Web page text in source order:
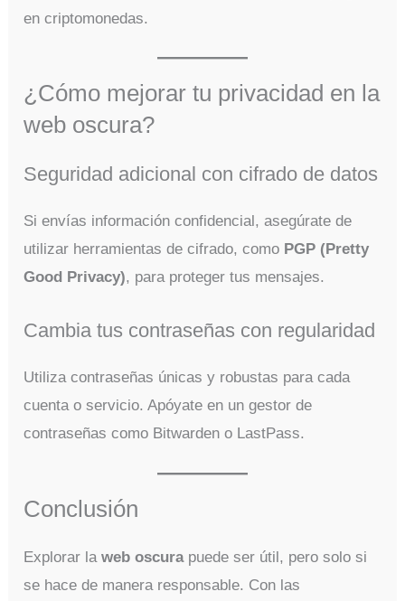
en criptomonedas.
¿Cómo mejorar tu privacidad en la
web oscura?
Seguridad adicional con cifrado de datos
Si envías información confidencial, asegúrate de
utilizar herramientas de cifrado, como PGP (Pretty
Good Privacy), para proteger tus mensajes.
Cambia tus contraseñas con regularidad
Utiliza contraseñas únicas y robustas para cada
cuenta o servicio. Apóyate en un gestor de
contraseñas como Bitwarden o LastPass.
Conclusión
Explorar laweb oscurapuede ser útil, pero solo si
se hace de manera responsable. Con las